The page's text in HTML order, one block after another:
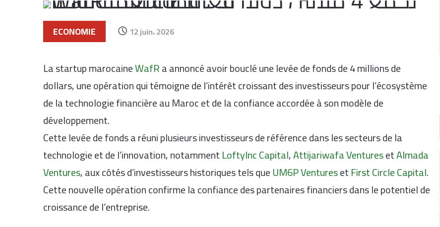
ECONOMIE 12 juin، 2026
La startup marocaineWafRa annoncé avoir bouclé une levée de fonds de 4 millions de
dollars, une opération qui témoigne de l’intérêt croissant des investisseurs pour l’écosystème
de la technologie financière au Maroc et de la confiance accordée à son modèle de
développement.
Cette levée de fonds a réuni plusieurs investisseurs de référence dans les secteurs de la
technologie et de l’innovation, notammentLoftyInc Capital,Attijariwafa VenturesetAlmada
Ventures, aux côtés d’investisseurs historiques tels queUM6P VenturesetFirst Circle Capital.
Cette nouvelle opération confirme la confiance des partenaires financiers dans le potentiel de
croissance de l’entreprise.